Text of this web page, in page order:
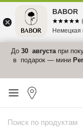
До 30 августапри
в подарок — мини
BABOR
☆☆☆☆☆
★★★★★
Немецкая